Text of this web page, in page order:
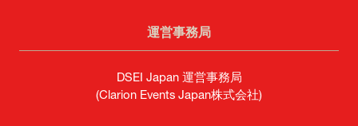
運営事務局
DSEI Japan 運営事務局
(Clarion Events Japan株式会社)